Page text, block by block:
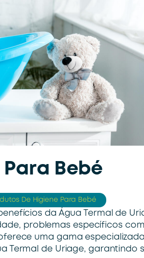
Bebé
De Higiene Para Bebé
da Água Termal de
problemas específicos
uma gama
Termal de Uriage, garantindo